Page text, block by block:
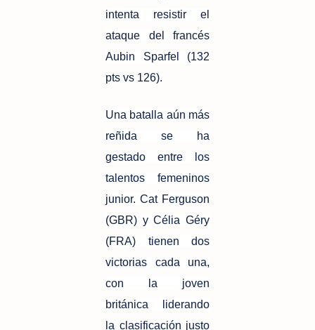
intenta resistir el
ataque del francés
Aubin Sparfel (132
pts vs 126).
Una batalla aún más
reñida se ha
gestado entre los
talentos femeninos
junior. Cat Ferguson
(GBR) y Célia Géry
(FRA) tienen dos
victorias cada una,
con la joven
británica liderando
la clasificación justo